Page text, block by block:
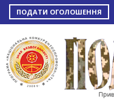
ПОДАТИ ОГОЛОШЕННЯ